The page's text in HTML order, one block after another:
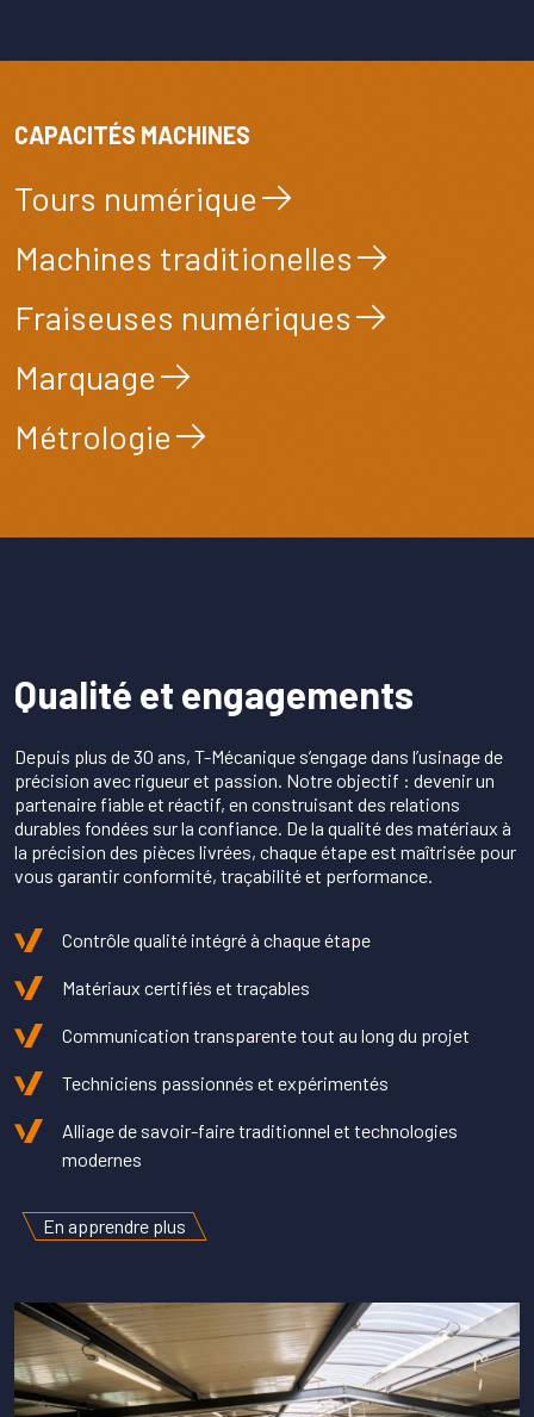
CAPACITÉS MACHINES
Tours numérique
Machines traditionelles
Fraiseuses numériques
Marquage
Métrologie
Qualité et engagements
Depuis plus de 30 ans, T-Mécanique s’engage dans l’usinage de
précision avec rigueur et passion. Notre objectif : devenir un
partenaire fiable et réactif, en construisant des relations
durables fondées sur la confiance. De la qualité des matériaux à
la précision des pièces livrées, chaque étape est maîtrisée pour
vous garantir conformité, traçabilité et performance.
Contrôle qualité intégré à chaque étape
Matériaux certifiés et traçables
Communication transparente tout au long du projet
Techniciens passionnés et expérimentés
Alliage de savoir-faire traditionnel et technologies
modernes
En apprendre plus